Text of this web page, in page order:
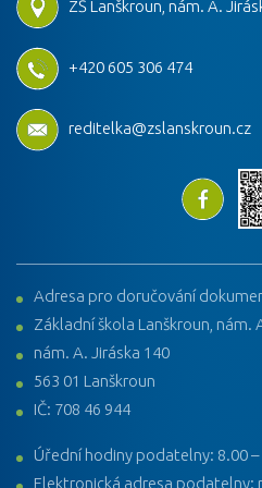
ZŠ Lanškroun, nám. A.
+420 605 306 474
reditelka@zslanskroun.cz
Adresa pro doručování
Základní škola Lanškroun, nám.
nám. A. Jiráska 140
563 01 Lanškroun
IČ: 708 46 944
Úřední hodiny podatelny: 8.00 –
Elektronická adresa podatelny: